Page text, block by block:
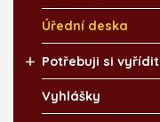
Úřední deska
Potřebuji si vyřídit
Vyhlášky